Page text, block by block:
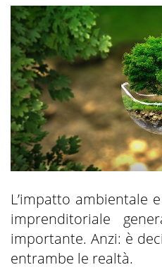
L’impatto ambientale
imprenditoriale
importante. Anzi: è
entrambe le realtà.